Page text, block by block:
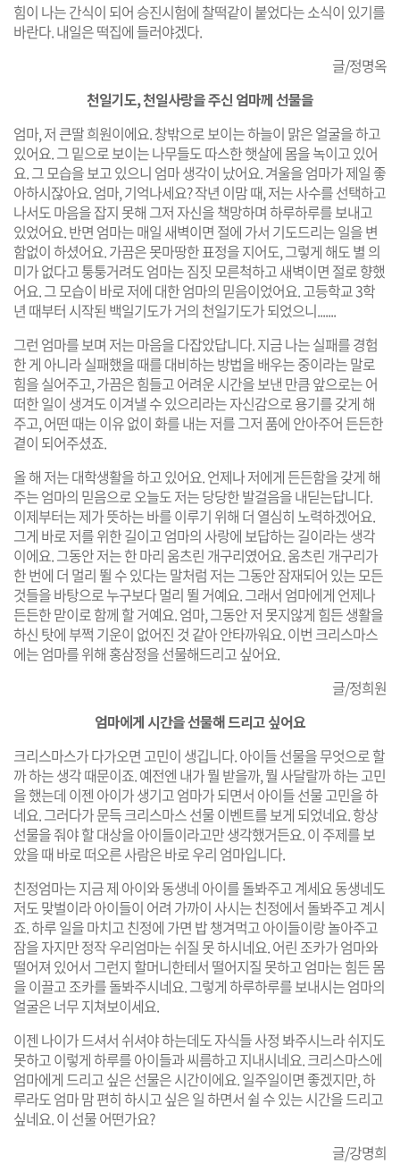
힘이 나는 간식이 되어 승진시험에 찰떡같이 붙었다는 소식이 있기를
바란다. 내일은 떡집에 들러야겠다.
글/정명옥
천일기도, 천일사랑을 주신 엄마께 선물을
엄마, 저 큰딸 희원이에요. 창밖으로 보이는 하늘이 맑은 얼굴을 하고
있어요. 그 밑으로 보이는 나무들도 따스한 햇살에 몸을 녹이고 있어
요. 그 모습을 보고 있으니 엄마 생각이 났어요. 겨울을 엄마가 제일 좋
아하시잖아요. 엄마, 기억나세요? 작년 이맘 때, 저는 사수를 선택하고
나서도 마음을 잡지 못해 그저 자신을 책망하며 하루하루를 보내고
있었어요. 반면 엄마는 매일 새벽이면 절에 가서 기도드리는 일을 변
함없이 하셨어요. 가끔은 못마땅한 표정을 지어도, 그렇게 해도 별 의
미가 없다고 퉁퉁거려도 엄마는 짐짓 모른척하고 새벽이면 절로 향했
어요. 그 모습이 바로 저에 대한 엄마의 믿음이었어요. 고등학교 3학
년 때부터 시작된 백일기도가 거의 천일기도가 되었으니.......
그런 엄마를 보며 저는 마음을 다잡았답니다. 지금 나는 실패를 경험
한 게 아니라 실패했을 때를 대비하는 방법을 배우는 중이라는 말로
힘을 실어주고, 가끔은 힘들고 어려운 시간을 보낸 만큼 앞으로는 어
떠한 일이 생겨도 이겨낼 수 있으리라는 자신감으로 용기를 갖게 해
주고, 어떤 때는 이유 없이 화를 내는 저를 그저 품에 안아주어 든든한
곁이 되어주셨죠.
올 해 저는 대학생활을 하고 있어요. 언제나 저에게 든든함을 갖게 해
주는 엄마의 믿음으로 오늘도 저는 당당한 발걸음을 내딛는답니다.
이제부터는 제가 뜻하는 바를 이루기 위해 더 열심히 노력하겠어요.
그게 바로 저를 위한 길이고 엄마의 사랑에 보답하는 길이라는 생각
이에요. 그동안 저는 한 마리 움츠린 개구리였어요. 움츠린 개구리가
한 번에 더 멀리 뛸 수 있다는 말처럼 저는 그동안 잠재되어 있는 모든
것들을 바탕으로 누구보다 멀리 뛸 거예요. 그래서 엄마에게 언제나
든든한 맏이로 함께 할 거예요. 엄마, 그동안 저 못지않게 힘든 생활을
하신 탓에 부쩍 기운이 없어진 것 같아 안타까워요. 이번 크리스마스
에는 엄마를 위해 홍삼정을 선물해드리고 싶어요.
글/정희원
엄마에게 시간을 선물해 드리고 싶어요
크리스마스가 다가오면 고민이 생깁니다. 아이들 선물을 무엇으로 할
까 하는 생각 때문이죠. 예전엔 내가 뭘 받을까, 뭘 사달랄까 하는 고민
을 했는데 이젠 아이가 생기고 엄마가 되면서 아이들 선물 고민을 하
네요. 그러다가 문득 크리스마스 선물 이벤트를 보게 되었네요. 항상
선물을 줘야 할 대상을 아이들이라고만 생각했거든요. 이 주제를 보
았을 때 바로 떠오른 사람은 바로 우리 엄마입니다.
친정엄마는 지금 제 아이와 동생네 아이를 돌봐주고 계세요 동생네도
저도 맞벌이라 아이들이 어려 가까이 사시는 친정에서 돌봐주고 계시
죠. 하루 일을 마치고 친정에 가면 밥 챙겨먹고 아이들이랑 놀아주고
잠을 자지만 정작 우리엄마는 쉬질 못 하시네요. 어린 조카가 엄마와
떨어져 있어서 그런지 할머니한테서 떨어지질 못하고 엄마는 힘든 몸
을 이끌고 조카를 돌봐주시네요. 그렇게 하루하루를 보내시는 엄마의
얼굴은 너무 지쳐보이세요.
이젠 나이가 드셔서 쉬셔야 하는데도 자식들 사정 봐주시느라 쉬지도
못하고 이렇게 하루를 아이들과 씨름하고 지내시네요. 크리스마스에
엄마에게 드리고 싶은 선물은 시간이에요. 일주일이면 좋겠지만, 하
루라도 엄마 맘 편히 하시고 싶은 일 하면서 쉴 수 있는 시간을 드리고
싶네요. 이 선물 어떤가요?
글/강명희